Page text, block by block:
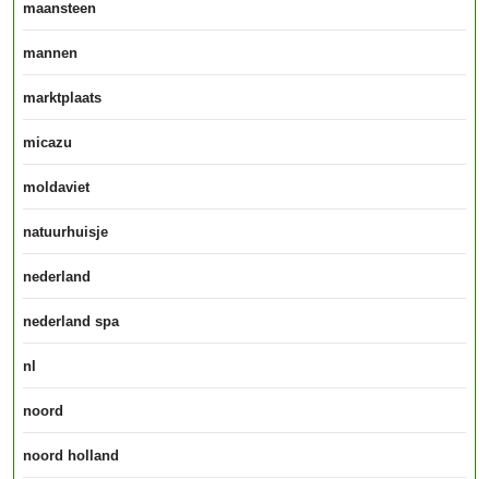
maansteen
mannen
marktplaats
micazu
moldaviet
natuurhuisje
nederland
nederland spa
nl
noord
noord holland